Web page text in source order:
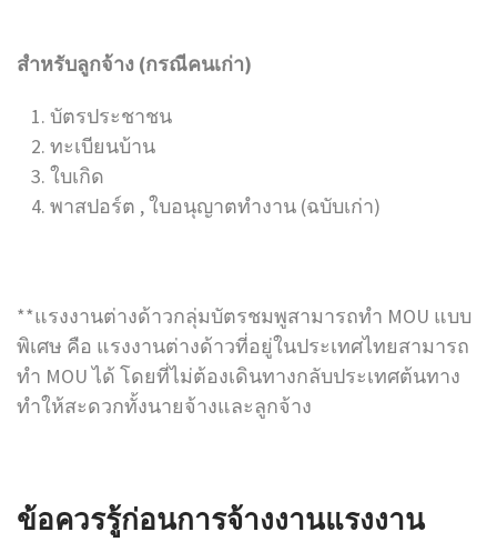
สำหรับลูกจ้าง (กรณีคนเก่า)
บัตรประชาชน
ทะเบียนบ้าน
ใบเกิด
พาสปอร์ต , ใบอนุญาตทำงาน (ฉบับเก่า)
**แรงงานต่างด้าวกลุ่มบัตรชมพูสามารถทำ MOU แบบ
พิเศษ คือ แรงงานต่างด้าวที่อยู่ในประเทศไทยสามารถ
ทำ MOU ได้ โดยที่ไม่ต้องเดินทางกลับประเทศต้นทาง
ทำให้สะดวกทั้งนายจ้างและลูกจ้าง
ข้อควรรู้ก่อนการจ้างงานแรงงาน